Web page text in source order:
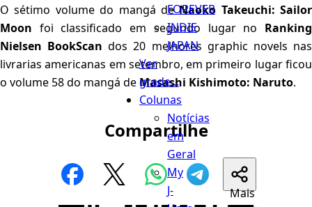
FOREVER
INDIE
JAPAN
Ver
grade...
Colunas
Notícias
em
Geral
My
J-
O sétimo volume do mangá deNaoko Takeuchi: Sailor
Moon foi classificado em segundo lugar no Ranking
Nielsen BookScandos 20 melhores graphic novels nas
livrarias americanas em setembro, em primeiro lugar ficou
o volume 58 do mangá deMasashi Kishimoto: Naruto.
Compartilhe
Mais